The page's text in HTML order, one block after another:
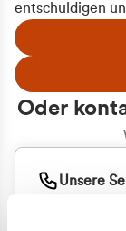
entschuldigen
Oder
Unsere